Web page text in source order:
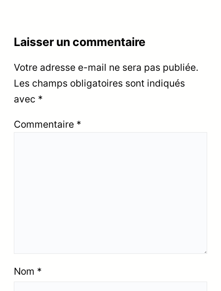
Laisser un commentaire
Votre adresse e-mail ne sera pas publiée.
Les champs obligatoires sont indiqués
avec *
Commentaire *
Nom *